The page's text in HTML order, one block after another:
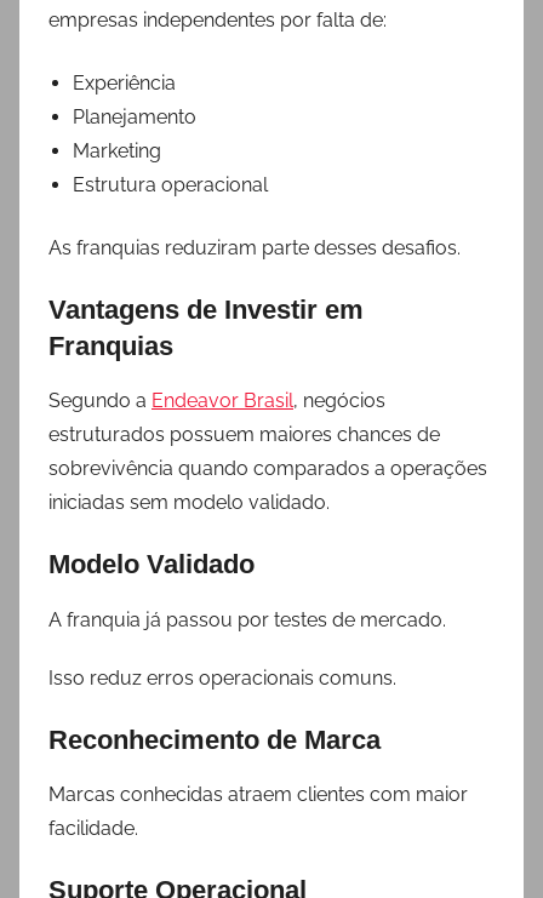
empresas independentes por falta de:
Experiência
Planejamento
Marketing
Estrutura operacional
As franquias reduziram parte desses desafios.
Vantagens de Investir em
Franquias
Segundo a Endeavor Brasil, negócios
estruturados possuem maiores chances de
sobrevivência quando comparados a operações
iniciadas sem modelo validado.
Modelo Validado
A franquia já passou por testes de mercado.
Isso reduz erros operacionais comuns.
Reconhecimento de Marca
Marcas conhecidas atraem clientes com maior
facilidade.
Suporte Operacional